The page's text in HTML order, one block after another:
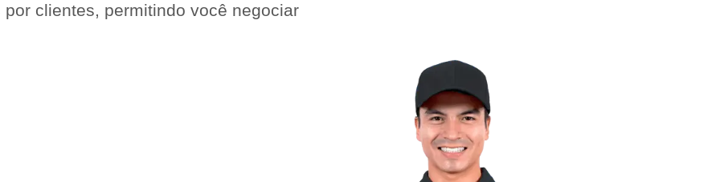
clientes, permitindo você negociar